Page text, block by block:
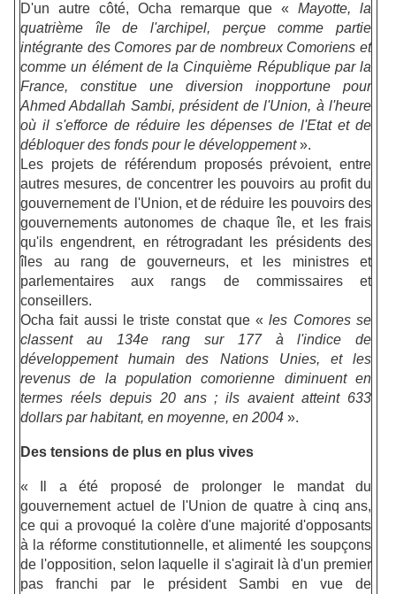
D'un autre côté, Ocha remarque que «Mayotte, la
quatrième île de l'archipel, perçue comme partie
intégrante des Comores par de nombreux Comoriens et
comme un élément de la Cinquième République par la
France, constitue une diversion inopportune pour
Ahmed Abdallah Sambi, président de l'Union, à l'heure
où il s'efforce de réduire les dépenses de l'Etat et de
débloquer des fonds pour le développement».
Les projets de référendum proposés prévoient, entre
autres mesures, de concentrer les pouvoirs au profit du
gouvernement de l'Union, et de réduire les pouvoirs des
gouvernements autonomes de chaque île, et les frais
qu'ils engendrent, en rétrogradant les présidents des
îles au rang de gouverneurs, et les ministres et
parlementaires aux rangs de commissaires et
conseillers.
Ocha fait aussi le triste constat que «les Comores se
classent au 134e rang sur 177 à l'indice de
développement humain des Nations Unies, et les
revenus de la population comorienne diminuent en
termes réels depuis 20 ans ; ils avaient atteint 633
dollars par habitant, en moyenne, en 2004 ».
Des tensions de plus en plus vives
« Il a été proposé de prolonger le mandat du
gouvernement actuel de l'Union de quatre à cinq ans,
ce qui a provoqué la colère d'une majorité d'opposants
à la réforme constitutionnelle, et alimenté les soupçons
de l'opposition, selon laquelle il s'agirait là d'un premier
pas franchi par le président Sambi en vue de